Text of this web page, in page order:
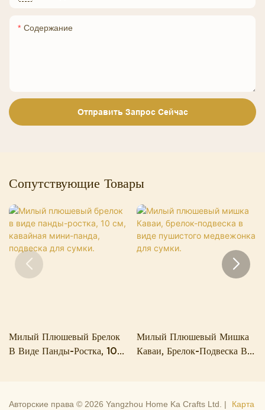
Содержание
Отправить Запрос Сейчас
Сопутствующие Товары
Милый Плюшевый Брелок
В Виде Панды-Ростка, 10
Милый Плюшевый Мишка
Каваи, Брелок-Подвеска В
Авторские права © 2026 Yangzhou Home Ka Crafts Ltd. | Карта